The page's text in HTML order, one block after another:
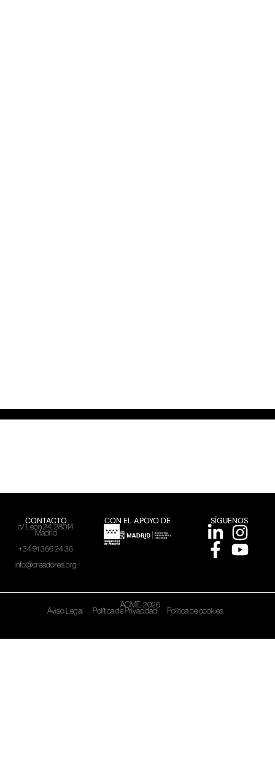
CONTACTO
c/ León 24, 28014
Madrid
+34 91 366 24 36
info@creadores.org
CON EL APOYO DE SÍGUENOS
ACME, 2026
Aviso Legal Política de Privacidad Política de cookies